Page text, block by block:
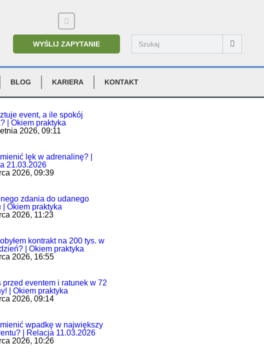
WYŚLIJ ZAPYTANIE
BLOG KARIERA KONTAKT
event, a ile spokój
| Okiem praktyka
2026, 09:11
lęk w adrenalinę? |
21.03.2026
2026, 09:39
zdania do udanego
| Okiem praktyka
2026, 11:23
kontrakt na 200 tys. w
| Okiem praktyka
2026, 16:55
przed eventem i ratunek w 72
| Okiem praktyka
2026, 09:14
wpadkę w największy
| Relacja 11.03.2026
2026, 10:26